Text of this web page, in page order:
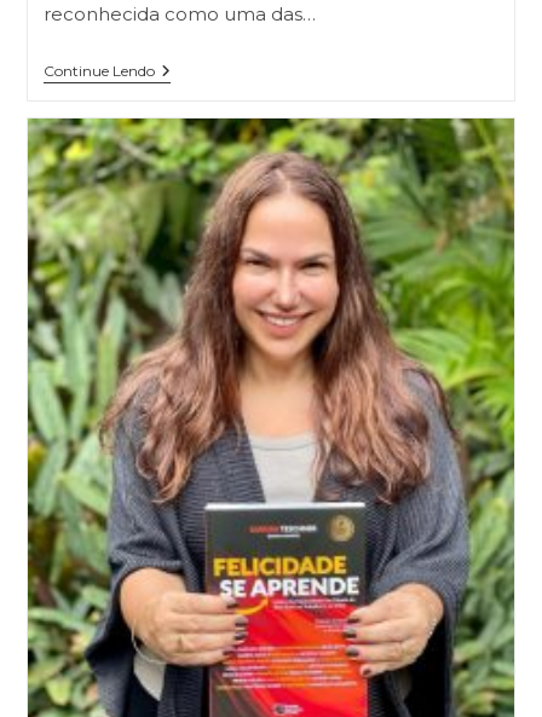
reconhecida como uma das…
Continue Lendo